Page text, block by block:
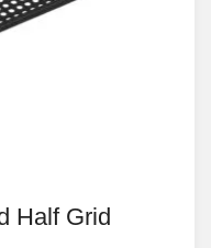
Half Grid